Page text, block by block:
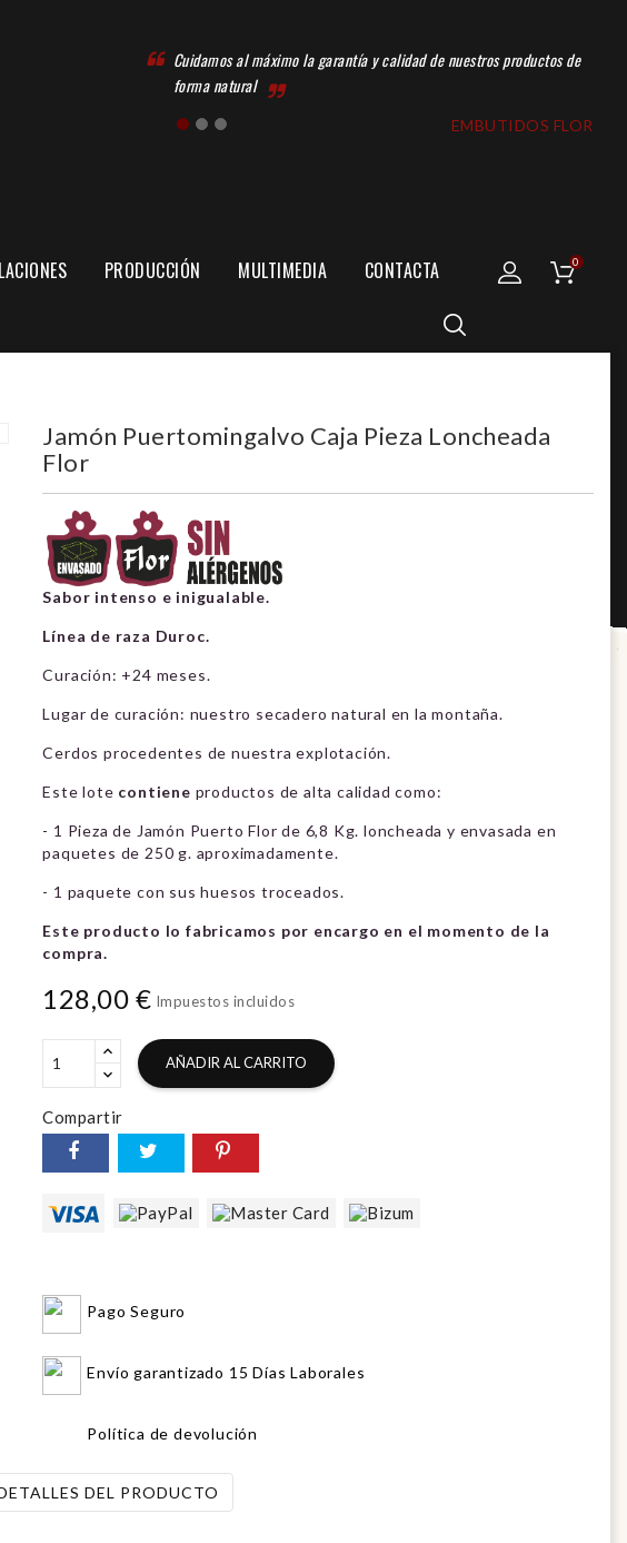
Cuidamos al máximo la garantía y calidad de nuestros productos de
forma natural
EMBUTIDOS FLOR
PRODUCCIÓN MULTIMEDIA CONTACTA 0
Jamón Puertomingalvo Caja Pieza Loncheada
Flor
Sabor intenso e inigualable.
Línea de raza Duroc.
Curación: +24 meses.
Lugar de curación: nuestro secadero natural en la montaña.
Cerdos procedentes de nuestra explotación.
Este lote contiene productos de alta calidad como:
- 1 Pieza de Jamón Puerto Flor de 6,8 Kg. loncheada y envasada en
paquetes de 250 g. aproximadamente.
- 1 paquete con sus huesos troceados.
Este producto lo fabricamos por encargo en el momento de la
compra.
128,00 € Impuestos incluidos
AÑADIR AL CARRITO
Compartir
Pago Seguro
Envío garantizado 15 Días Laborales
Política de devolución
DEL PRODUCTO